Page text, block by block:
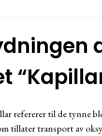
refererer til de tynne
tillater transport av